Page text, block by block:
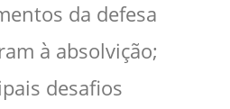
da defesa
à absolvição;
desafios